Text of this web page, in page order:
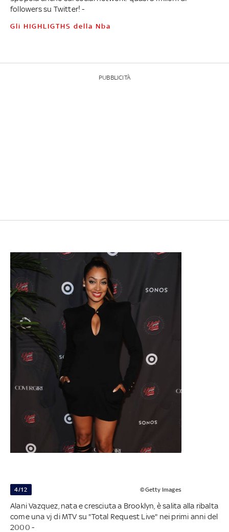
followers su Twitter! -
Gli HIGHLIGTHS della Nba
PUBBLICITÀ
4/12 ©Getty Images
Alani Vazquez, nata e cresciuta a Brooklyn, è salita alla ribalta
come una vj di MTV su "Total Request Live" nei primi anni del
2000 -